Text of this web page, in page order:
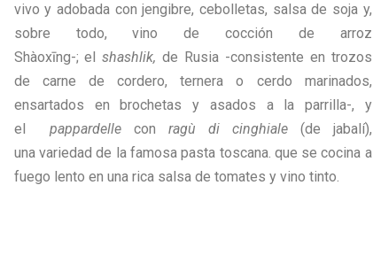
vivo y adobada con jengibre, cebolletas, salsa de soja y,
sobre todo, vino de cocción de arroz
Shàoxīng-; el shashlik, de Rusia -consistente en trozos
de carne de cordero, ternera o cerdo marinados,
ensartados en brochetas y asados a la parrilla-, y
el pappardellecon ragù di cinghiale(de jabalí),
una variedad de la famosa pasta toscana. que se cocina a
fuego lento en una rica salsa de tomates y vino tinto.